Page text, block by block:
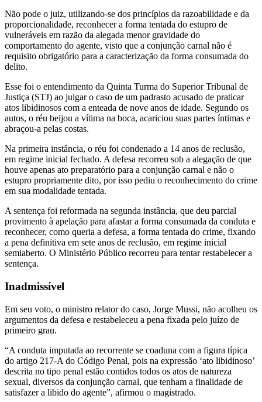
Não pode o juiz, utilizando-se dos princípios da razoabilidade e da
proporcionalidade, reconhecer a forma tentada do estupro de
vulneráveis em razão da alegada menor gravidade do
comportamento do agente, visto que a conjunção carnal não é
requisito obrigatório para a caracterização da forma consumada do
delito.
Esse foi o entendimento da Quinta Turma do Superior Tribunal de
Justiça (STJ) ao julgar o caso de um padrasto acusado de praticar
atos libidinosos com a enteada de nove anos de idade. Segundo os
autos, o réu beijou a vítima na boca, acariciou suas partes íntimas e
abraçou-a pelas costas.
Na primeira instância, o réu foi condenado a 14 anos de reclusão,
em regime inicial fechado. A defesa recorreu sob a alegação de que
houve apenas ato preparatório para a conjunção carnal e não o
estupro propriamente dito, por isso pediu o reconhecimento do crime
em sua modalidade tentada.
A sentença foi reformada na segunda instância, que deu parcial
provimento à apelação para afastar a forma consumada da conduta e
reconhecer, como queria a defesa, a forma tentada do crime, fixando
a pena definitiva em sete anos de reclusão, em regime inicial
semiaberto. O Ministério Público recorreu para tentar restabelecer a
sentença.
Inadmissível
Em seu voto, o ministro relator do caso, Jorge Mussi, não acolheu os
argumentos da defesa e restabeleceu a pena fixada pelo juízo de
primeiro grau.
“A conduta imputada ao recorrente se coaduna com a figura típica
do artigo 217-A do Código Penal, pois na expressão ‘ato libidinoso’
descrita no tipo penal estão contidos todos os atos de natureza
sexual, diversos da conjunção carnal, que tenham a finalidade de
satisfazer a libido do agente”, afirmou o magistrado.